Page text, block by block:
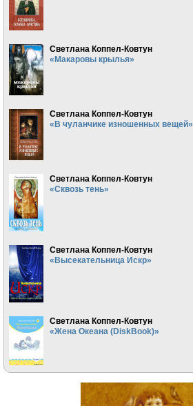
Светлана Коппел-Ковтун
«Макаровы крылья»
Светлана Коппел-Ковтун
«В чуланчике изношенных вещей»
Светлана Коппел-Ковтун
«Сквозь тень»
Светлана Коппел-Ковтун
«Высекательница Искр»
Светлана Коппел-Ковтун
«Жена Океана (DiskBook)»